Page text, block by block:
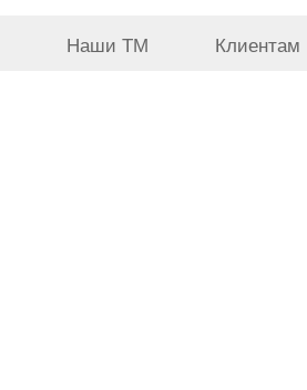
Наши ТМ Клиентам